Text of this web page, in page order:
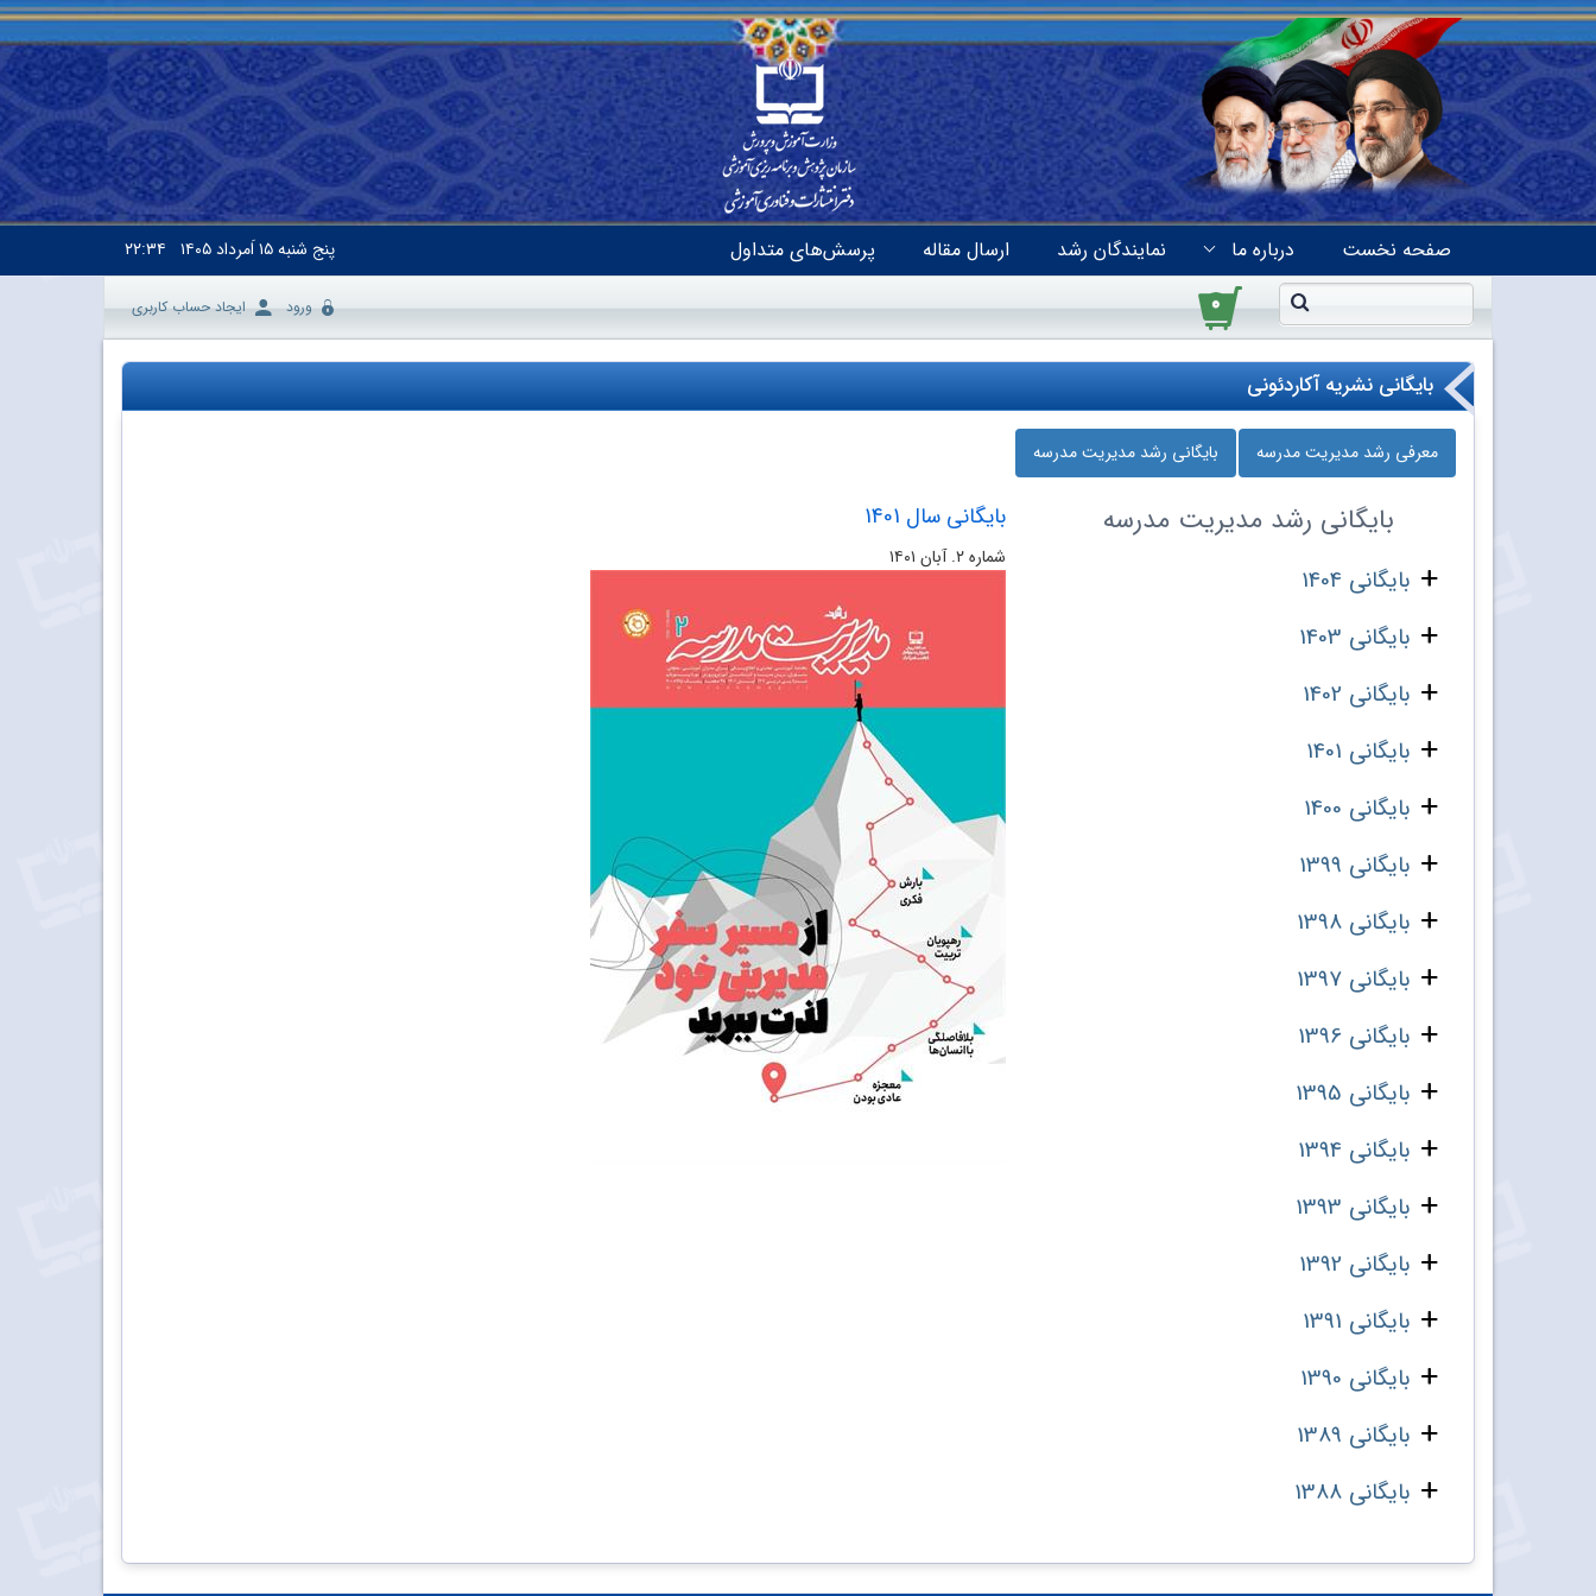
صفحه نخست درباره ما نمایندگان رشد ارسال مقاله پرسش‌های متداول پنج شنبه۱۵ اَمرداد ۱۴۰۵ ۲۲:۳۴
۰ ورود ایجاد حساب کاربری
بایگانی نشریه آکاردئونی
معرفی رشد مدیریت مدرسه بایگانی رشد مدیریت مدرسه
بایگانی رشد مدیریت مدرسه
بایگانی 1404
بایگانی 1403
بایگانی 1402
بایگانی 1401
بایگانی 1400
بایگانی 1399
بایگانی 1398
بایگانی 1397
بایگانی 1396
بایگانی 1395
بایگانی 1394
بایگانی 1393
بایگانی 1392
بایگانی 1391
بایگانی 1390
بایگانی 1389
بایگانی 1388
بایگانی سال 1401
شماره ۲. آبان ۱۴۰۱